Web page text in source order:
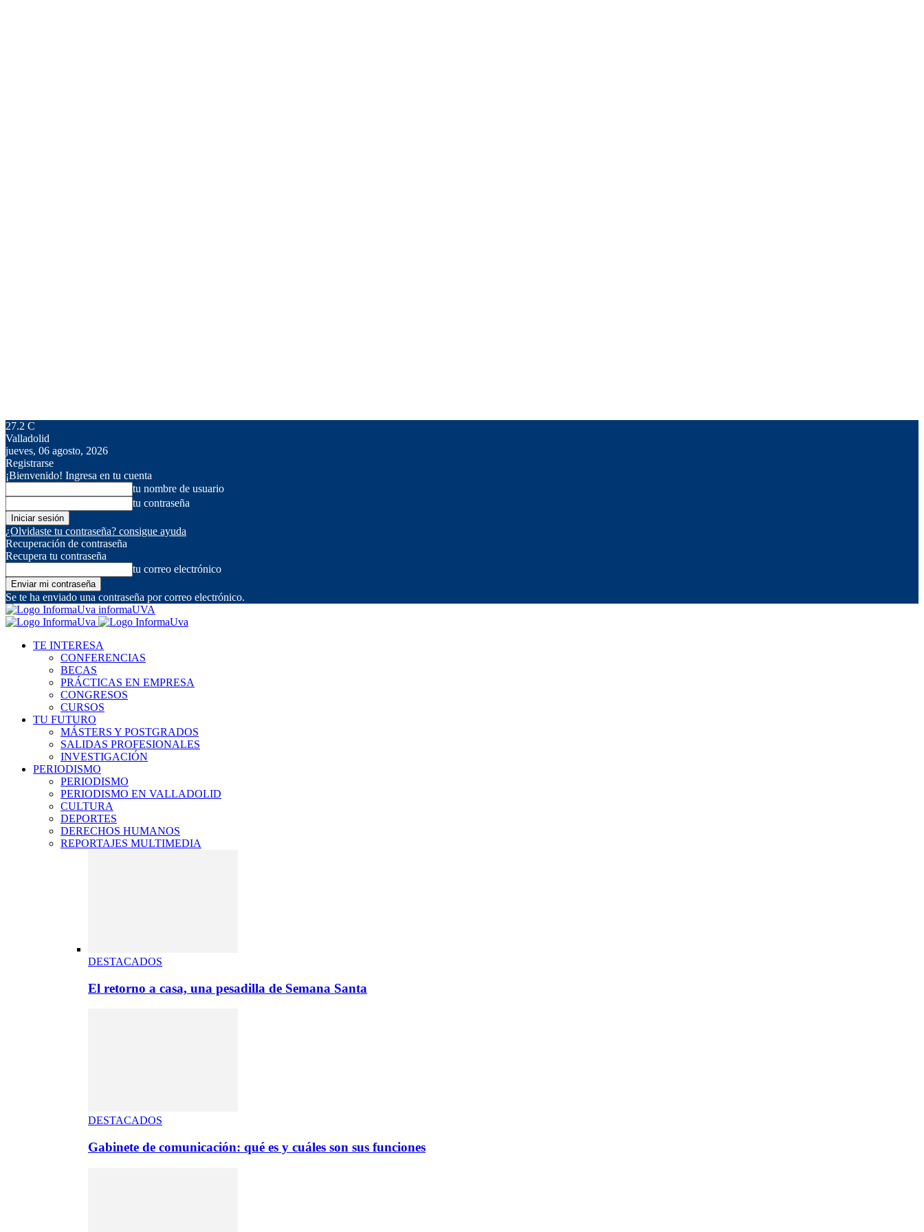
27.2 C
Valladolid
jueves, 06 agosto, 2026
Registrarse
¡Bienvenido! Ingresa en tu cuenta
tu nombre de usuario
tu contraseña
¿Olvidaste tu contraseña? consigue ayuda
Recuperación de contraseña
Recupera tu contraseña
tu correo electrónico
Se te ha enviado una contraseña por correo electrónico.
informaUVA
TE INTERESA
CONFERENCIAS
BECAS
PRÁCTICAS EN EMPRESA
CONGRESOS
CURSOS
TU FUTURO
MÁSTERS Y POSTGRADOS
SALIDAS PROFESIONALES
INVESTIGACIÓN
PERIODISMO
PERIODISMO
PERIODISMO EN VALLADOLID
CULTURA
DEPORTES
DERECHOS HUMANOS
REPORTAJES MULTIMEDIA
DESTACADOS
El retorno a casa, una pesadilla de Semana Santa
DESTACADOS
Gabinete de comunicación: qué es y cuáles son sus funciones